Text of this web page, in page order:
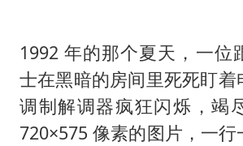
出口禁令驱
1992 年的那个夏天，一位
士在黑暗的房间里死死盯着
调制解调器疯狂闪烁，竭
720×575 像素的图片，一行